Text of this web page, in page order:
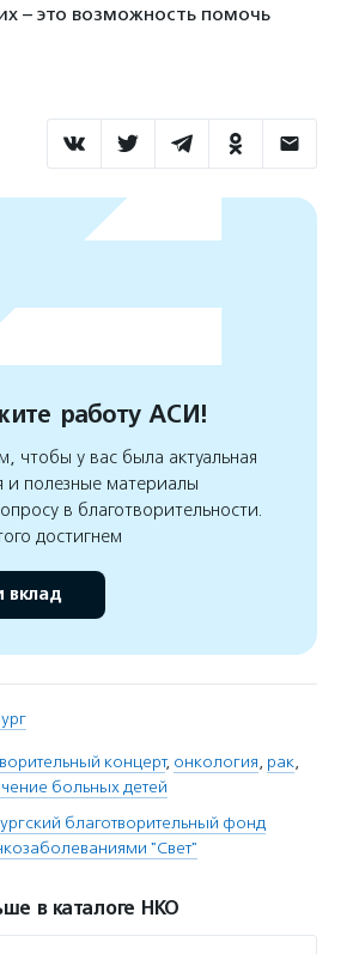
– это возможность помочь
работу АСИ!
чтобы у вас была актуальная
полезные материалы
в благотворительности.
достигнем
вклад
концерт, онкология, рак,
больных детей
благотворительный фонд
"Свет"
в каталоге НКО